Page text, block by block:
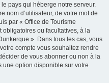
pays qui héberge notre serveur.
nom d’utilisateur, de votre mot de
par « Office de Tourisme
obligatoires ou facultatives, à la
». Dans tous les cas, vous
compte vous souhaitez rendre
de vous abonner ou non à la
une option disponible sur votre